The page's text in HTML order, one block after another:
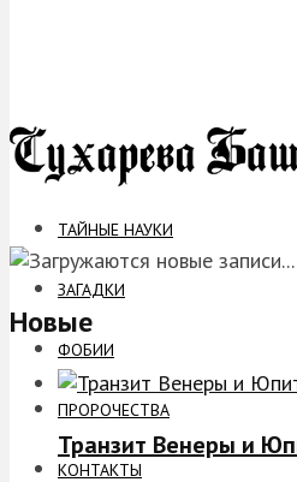
ТАЙНЫЕ НАУКИ
ЗАГАДКИ
ФОБИИ
ПРОРОЧЕСТВА
КОНТАКТЫ
Новые
Транзит Венеры и